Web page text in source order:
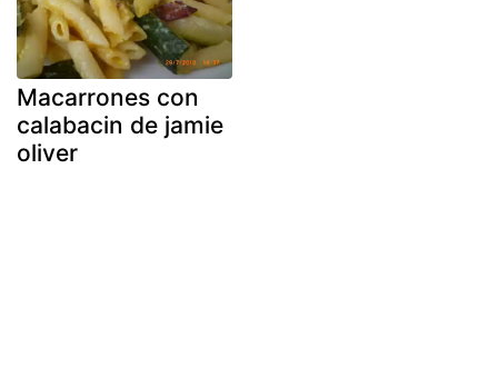
Macarrones con
calabacin de jamie
oliver